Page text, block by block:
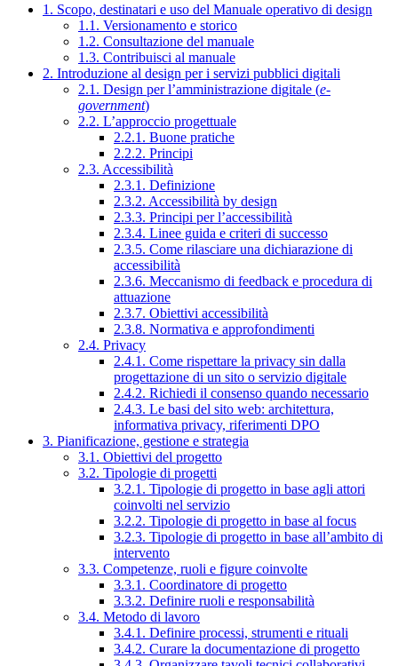
1. Scopo, destinatari e uso del Manuale operativo di design
1.1. Versionamento e storico
1.2. Consultazione del manuale
1.3. Contribuisci al manuale
2. Introduzione al design per i servizi pubblici digitali
2.1. Design per l’amministrazione digitale (e-
government)
2.2. L’approccio progettuale
2.2.1. Buone pratiche
2.2.2. Principi
2.3. Accessibilità
2.3.1. Definizione
2.3.2. Accessibilità by design
2.3.3. Principi per l’accessibilità
2.3.4. Linee guida e criteri di successo
2.3.5. Come rilasciare una dichiarazione di
accessibilità
2.3.6. Meccanismo di feedback e procedura di
attuazione
2.3.7. Obiettivi accessibilità
2.3.8. Normativa e approfondimenti
2.4. Privacy
2.4.1. Come rispettare la privacy sin dalla
progettazione di un sito o servizio digitale
2.4.2. Richiedi il consenso quando necessario
2.4.3. Le basi del sito web: architettura,
informativa privacy, riferimenti DPO
3. Pianificazione, gestione e strategia
3.1. Obiettivi del progetto
3.2. Tipologie di progetti
3.2.1. Tipologie di progetto in base agli attori
coinvolti nel servizio
3.2.2. Tipologie di progetto in base al focus
3.2.3. Tipologie di progetto in base all’ambito di
intervento
3.3. Competenze, ruoli e figure coinvolte
3.3.1. Coordinatore di progetto
3.3.2. Definire ruoli e responsabilità
3.4. Metodo di lavoro
3.4.1. Definire processi, strumenti e rituali
3.4.2. Curare la documentazione di progetto